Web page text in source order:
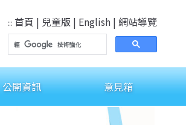
::: 首頁 | 兒童版 | English | 網站導覽
公開資訊 意見箱